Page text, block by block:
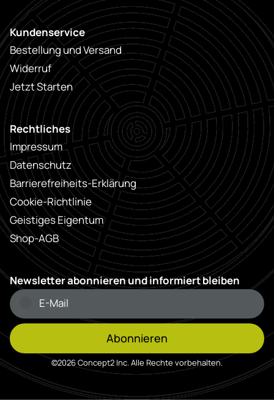
Kundenservice
Bestellung und Versand
Widerruf
Jetzt Starten
Rechtliches
Impressum
Datenschutz
Barrierefreiheits-Erklärung
Cookie-Richtlinie
Geistiges Eigentum
Shop-AGB
Newsletter abonnieren und informiert bleiben
Abonnieren
©2026 Concept2 Inc. Alle Rechte vorbehalten.